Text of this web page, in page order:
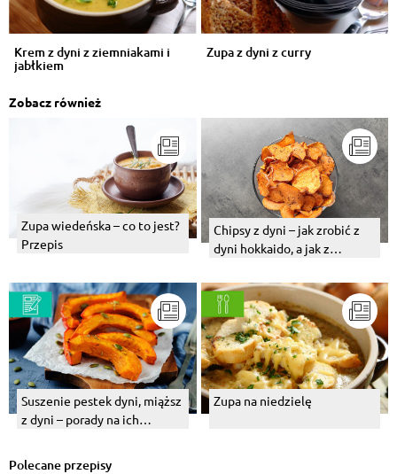
Krem z dyni z ziemniakami i
jabłkiem
Zupa z dyni z curry
Zobacz również
Zupa wiedeńska – co to jest?
Przepis
Chipsy z dyni – jak zrobić z
dyni hokkaido, a jak z
Suszenie pestek dyni, miąższ
z dyni – porady na ich
Zupa na niedzielę
Polecane przepisy